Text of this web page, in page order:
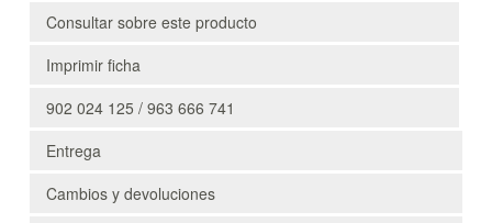
Consultar sobre este producto
Imprimir ficha
902 024 125 / 963 666 741
Entrega
Cambios y devoluciones